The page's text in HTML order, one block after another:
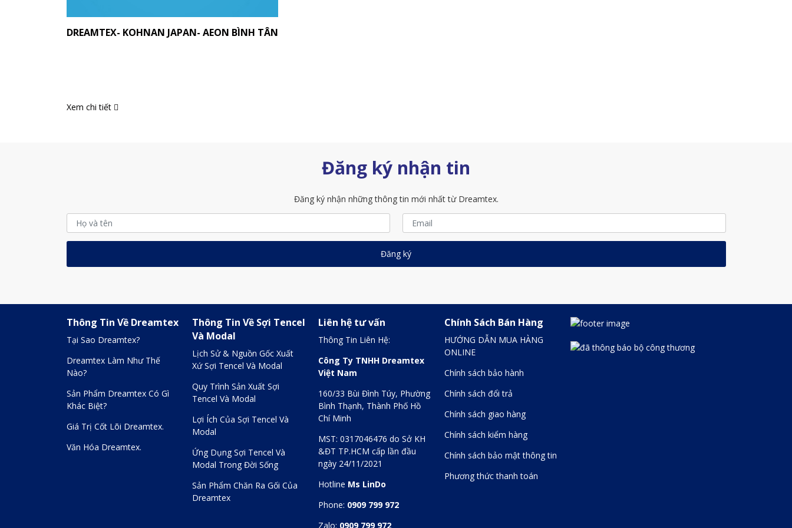
DREAMTEX- KOHNAN JAPAN- AEON BÌNH TÂN
Xem chi tiết
Đăng ký nhận tin
Đăng ký nhận những thông tin mới nhất từ Dreamtex.
Thông Tin Về Dreamtex
Tại Sao Dreamtex?
Dreamtex Làm Như Thế
Nào?
Sản Phẩm Dreamtex Có Gì
Khác Biệt?
Giá Trị Cốt Lõi Dreamtex.
Văn Hóa Dreamtex.
Thông Tin Về Sợi Tencel
Và Modal
Lịch Sử & Nguồn Gốc Xuất
Xứ Sợi Tencel Và Modal
Quy Trình Sản Xuất Sợi
Tencel Và Modal
Lợi Ích Của Sợi Tencel Và
Modal
Ứng Dụng Sợi Tencel Và
Modal Trong Đời Sống
Sản Phẩm Chăn Ra Gối Của
Dreamtex
Liên hệ tư vấn
Thông Tin Liên Hệ:
Công Ty TNHH Dreamtex
Việt Nam
160/33 Bùi Đình Túy, Phường
Bình Thạnh, Thành Phố Hồ
Chí Minh
MST: 0317046476 do Sở KH
&ĐT TP.HCM cấp lần đầu
ngày 24/11/2021
Hotline Ms LinDo
Phone: 0909 799 972
Zalo: 0909 799 972
Chính Sách Bán Hàng
HƯỚNG DẪN MUA HÀNG
ONLINE
Chính sách bảo hành
Chính sách đổi trả
Chính sách giao hàng
Chính sách kiểm hàng
Chính sách bảo mật thông tin
Phương thức thanh toán